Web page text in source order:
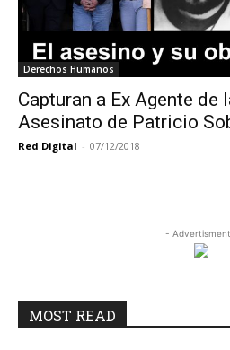
Derechos Humanos
Capturan a Ex Agente de
Asesinato de Patricio
Red Digital - 07/12/2018
-
MOST READ